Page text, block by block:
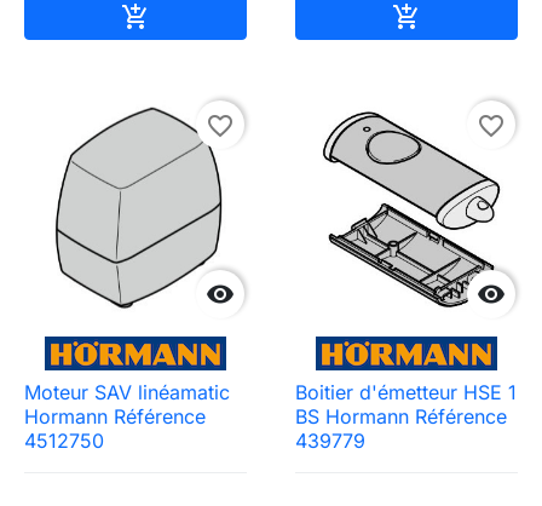
 

favorite_border
Moteur SAV linéamatic
Hormann Référence
4512750

favorite_border
Boitier d'émetteur HSE 1
BS Hormann Référence
439779